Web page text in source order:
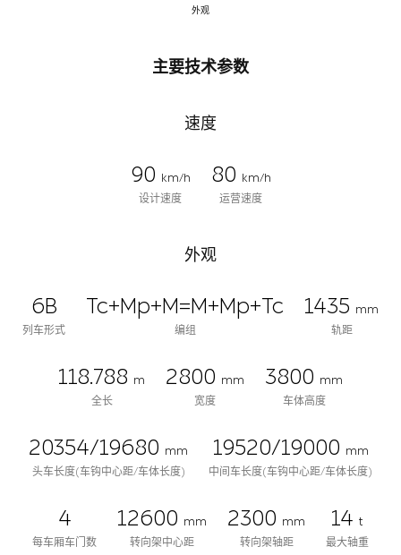
外观
主要技术参数
速度
90
km/h
设计速度
80
km/h
运营速度
外观
6B
列车形式
Tc+Mp+M=M+Mp+Tc
编组
1435 mm
轨距
118.788 m
全长
2800 mm
宽度
3800 mm
车体高度
20354/19680 mm
头车长度(车钩中心距/车体长度)
19520/19000 mm
中间车长度(车钩中心距/车体长度)
4
每车厢车门数
12600 mm
转向架中心距
2300 mm
转向架轴距
14 t
最大轴重